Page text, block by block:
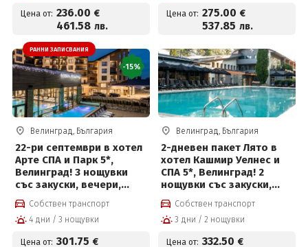
пакет и Безплатно за
деца до 12 г
Цена от: 236.00 €
461.58 лв.
за деца до 12 г
Цена от: 275.00 €
537.85 лв.
РАННИ ЗАПИСВАНИЯ
-15%
Велинград, България
22-ри септември в хотел
Арте СПА и Парк 5*,
Велинград! 3 нощувки
със закуски, вечери,
празнична програма,СПА
пакет и Безплатно за
деца до 12г на цени от
Собствен транспорт
4 дни / 3 нощувки
Цена от: 301.75 €
Велинград, България
2-дневен пакет Лято в
хотел Кашмир Уелнес и
СПА 5*, Велинград! 2
нощувки със закуски,
премиум вечери и
ползване на СПА център
Собствен транспорт
3 дни / 2 нощувки
Цена от: 332.50 €